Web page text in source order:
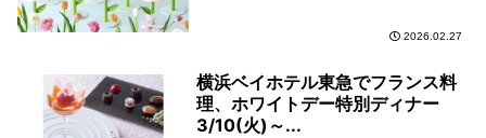
2026.02.27
横浜ベイホテル東急でフランス料
理、ホワイトデー特別ディナー
3/10(火)～...